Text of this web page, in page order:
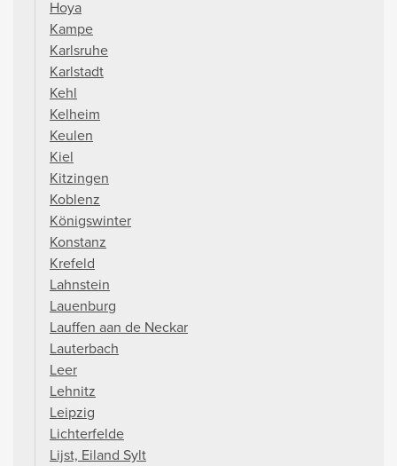
Hoya
Kampe
Karlsruhe
Karlstadt
Kehl
Kelheim
Keulen
Kiel
Kitzingen
Koblenz
Königswinter
Konstanz
Krefeld
Lahnstein
Lauenburg
Lauffen aan de Neckar
Lauterbach
Leer
Lehnitz
Leipzig
Lichterfelde
Lijst, Eiland Sylt